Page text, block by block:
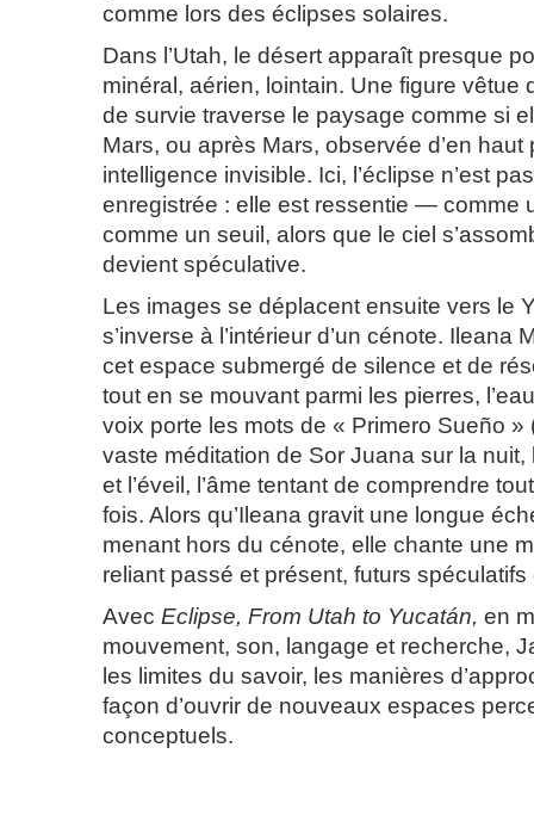
comme lors des éclipses solaires.
Dans l’Utah, le désert apparaît presque
minéral, aérien, lointain. Une figure vêtue
de survie traverse le paysage comme si
Mars, ou après Mars, observée d’en haut
intelligence invisible. Ici, l’éclipse n’est
enregistrée : elle est ressentie — comme
comme un seuil, alors que le ciel
devient spéculative.
Les images se déplacent ensuite vers le
s’inverse à l’intérieur d’un cénote.
cet espace submergé de silence et de
tout en se mouvant parmi les pierres,
voix porte les mots de « Primero Sueño »
vaste méditation de Sor Juana sur la nuit,
et l’éveil, l’âme tentant de comprendre
fois. Alors qu’Ileana gravit une longue
menant hors du cénote, elle chante une
reliant passé et présent, futurs
Avec Eclipse, From Utah to Yucatán, en
mouvement, son, langage et recherche,
les limites du savoir, les manières
façon d’ouvrir de nouveaux espaces
conceptuels.